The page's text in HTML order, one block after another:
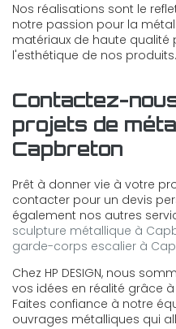
Nos réalisations sont le
notre passion pour la
matériaux de haute qualité
l'esthétique de nos produits.
Contactez-
projets de
Capbreton
Prêt à donner vie à votre
contacter pour un devis
également nos autres
sculpture métallique à
garde-corps escalier à
Chez HP DESIGN, nous
vos idées en réalité grâce
Faites confiance à notre
ouvrages métalliques qui